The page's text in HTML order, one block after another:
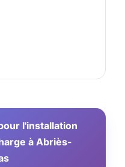
l'installation
à Abriès-